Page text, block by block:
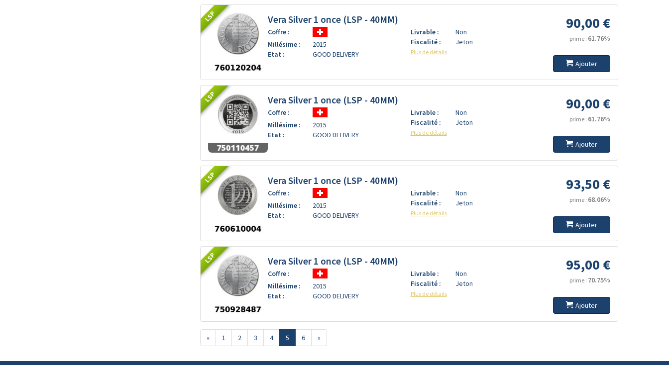
LSP Vera Silver 1 once (LSP - 40MM)
Coffre :
Millésime :
2015
Etat :
GOOD DELIVERY
Livrable :
Non
Fiscalité :
Jeton
Plus de détails
90,00 €
prime : 61.76%
Ajouter
LSP Vera Silver 1 once (LSP - 40MM)
Coffre :
Millésime :
2015
Etat :
GOOD DELIVERY
Livrable :
Non
Fiscalité :
Jeton
Plus de détails
90,00 €
prime : 61.76%
Ajouter
LSP Vera Silver 1 once (LSP - 40MM)
Coffre :
Millésime :
2015
Etat :
GOOD DELIVERY
Livrable :
Non
Fiscalité :
Jeton
Plus de détails
93,50 €
prime : 68.06%
Ajouter
LSP Vera Silver 1 once (LSP - 40MM)
Coffre :
Millésime :
2015
Etat :
GOOD DELIVERY
Livrable :
Non
Fiscalité :
Jeton
Plus de détails
95,00 €
prime : 70.75%
Ajouter
« 1 2 3 4 5 6 »